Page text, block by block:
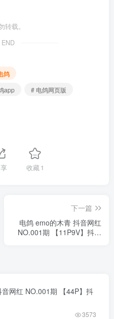
载。
鸽
app
# 电鸽网页版
收藏1
下一篇
电鸽 emo的木青 抖音网红
NO.001期 【11P9V】抖音
网红 NO.001期 【44P】抖
3573